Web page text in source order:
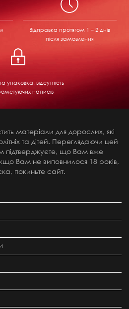
Відправка протягом 1 – 2 днів
після замовлення
упаковка, відсутність
написів
матеріали для дорослих, які
та дітей. Переглядаючи цей
підтверджуєте, що Вам вже
Вам не виповнилося 18 років,
покиньте сайт.